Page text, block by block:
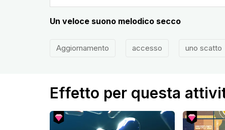
Un veloce suono melodico secco
Aggiornamento accesso uno scatto
Effetto per questa